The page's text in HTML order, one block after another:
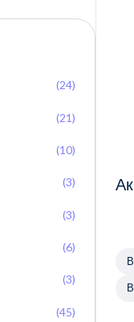
(24)
(21)
(10)
(3)
(3)
(6)
(3)
(45)